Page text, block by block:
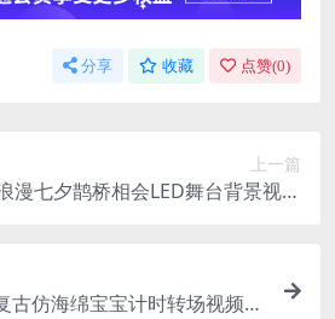
分享 收藏 点赞(0)
上一篇
漫七夕鹊桥相会LED舞台背景视频
古仿海绵宝宝计时转场视频素